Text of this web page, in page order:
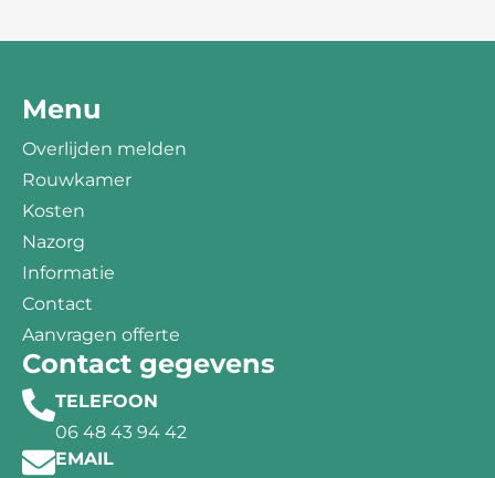
Menu
Overlijden melden
Rouwkamer
Kosten
Nazorg
Informatie
Contact
Aanvragen offerte
Contact gegevens
TELEFOON
06 48 43 94 42
EMAIL